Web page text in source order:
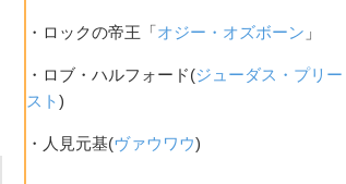
・ロックの帝王「オジー・オズボーン 」
・ロブ・ハルフォード(ジューダス・プリー
スト)
・人見元基(ヴァウワウ)